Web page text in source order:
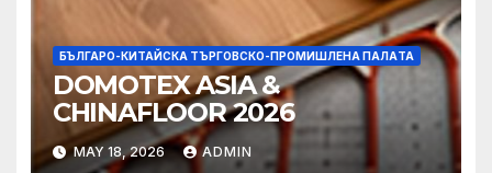
БЪЛГАРО-КИТАЙСКА ТЪРГОВСКО-ПРОМИШЛЕНА ПАЛAТА
DOMOTEX ASIA &
CHINAFLOOR 2026
MAY 18, 2026 ADMIN